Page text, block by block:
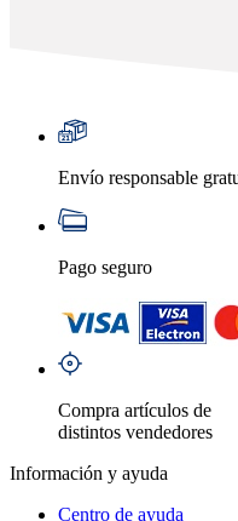
Envío responsable
Pago seguro
Compra artículos de
distintos vendedores
Información y ayuda
Centro de ayuda